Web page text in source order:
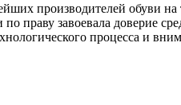
производителей обуви
праву завоевала доверие
процесса и